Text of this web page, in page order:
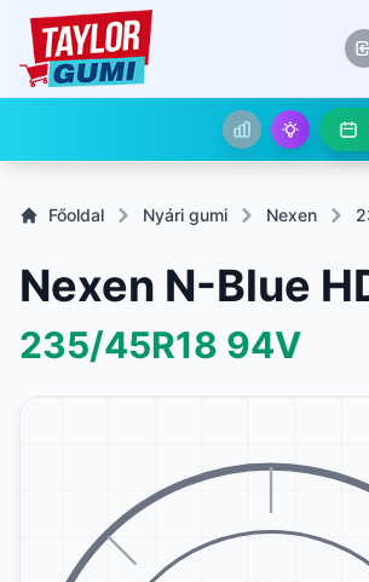
Főoldal Nyári gumi Nexen
Nexen N-Blue
235/45R18 94V